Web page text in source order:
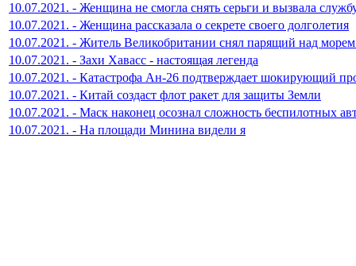
10.07.2021. - Женщина не смогла снять серьги и вызвала
10.07.2021. - Женщина рассказала о секрете своего долголетия
10.07.2021. - Житель Великобритании снял парящий над
10.07.2021. - Захи Хавасс - настоящая легенда
10.07.2021. - Катастрофа Ан-26 подтверждает шокирующий
10.07.2021. - Китай создаст флот ракет для защиты Земли
10.07.2021. - Маск наконец осознал сложность беспилотных
10.07.2021. - На площади Минина видели я